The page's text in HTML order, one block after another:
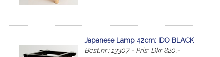
Japanese Lamp 42cm: IDO BLACK
Best.nr.: 13307 - Pris: Dkr 820,-